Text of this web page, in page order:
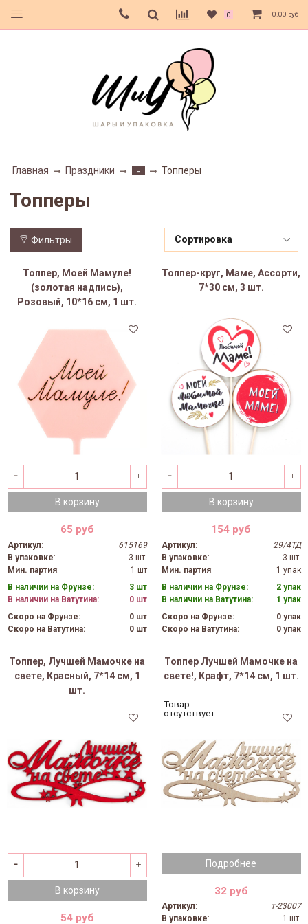
0 0.00 руб
Главная Праздники - Топперы
Топперы
Фильтры
Топпер, Моей Мамуле!
(золотая надпись),
Розовый, 10*16 см, 1 шт.
В корзину
65 руб
Артикул:
615169
В упаковке:
3 шт.
Мин. партия:
1 шт
В наличии на Фрунзе:
3 шт
В наличии на Ватутина:
0 шт
Скоро на Фрунзе:
0 шт
Скоро на Ватутина:
0 шт
Топпер-круг, Маме, Ассорти,
7*30 см, 3 шт.
В корзину
154 руб
Артикул:
29/4ТД
В упаковке:
3 шт.
Мин. партия:
1 упак
В наличии на Фрунзе:
2 упак
В наличии на Ватутина:
1 упак
Скоро на Фрунзе:
0 упак
Скоро на Ватутина:
0 упак
Топпер, Лучшей Мамочке на
свете, Красный, 7*14 см, 1
шт.
В корзину
54 руб
Топпер Лучшей Мамочке на
свете!, Крафт, 7*14 см, 1 шт.
Подробнее
Товар
отсутствует
32 руб
Артикул:
т-23007
В упаковке: 1 шт.